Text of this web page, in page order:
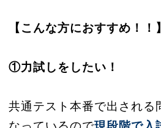
【こんな方におすすめ！！】
①力試しをしたい！
共通テスト本番で出される